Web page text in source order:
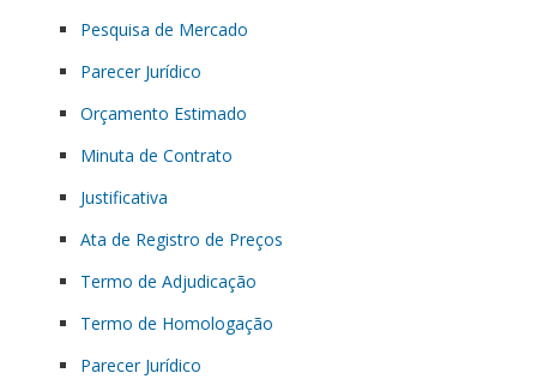
Pesquisa de Mercado
Parecer Jurídico
Orçamento Estimado
Minuta de Contrato
Justificativa
Ata de Registro de Preços
Termo de Adjudicação
Termo de Homologação
Parecer Jurídico